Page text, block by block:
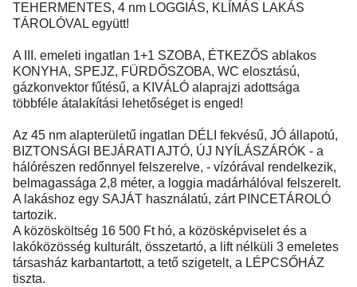
TEHERMENTES, 4 nm LOGGIÁS, KLÍMÁS LAKÁS
TÁROLÓVAL együtt!
A III. emeleti ingatlan 1+1 SZOBA, ÉTKEZŐS ablakos
KONYHA, SPEJZ, FÜRDŐSZOBA, WC elosztású,
gázkonvektor fűtésű, a KIVÁLÓ alaprajzi adottsága
többféle átalakítási lehetőséget is enged!
Az 45 nm alapterületű ingatlan DÉLI fekvésű, JÓ állapotú,
BIZTONSÁGI BEJÁRATI AJTÓ, ÚJ NYÍLÁSZÁRÓK - a
hálórészen redőnnyel felszerelve, - vízórával rendelkezik,
belmagassága 2,8 méter, a loggia madárhálóval felszerelt.
A lakáshoz egy SAJÁT használatú, zárt PINCETÁROLÓ
tartozik.
A közösköltség 16 500 Ft hó, a közösképviselet és a
lakóközösség kulturált, összetartó, a lift nélküli 3 emeletes
társasház karbantartott, a tető szigetelt, a LÉPCSŐHÁZ
tiszta.